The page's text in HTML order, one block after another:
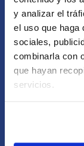
y analizar el
el uso que haga
sociales,
combinarla con
que hayan
servicios.
+51 958418476
+51 977624112
Acerca de